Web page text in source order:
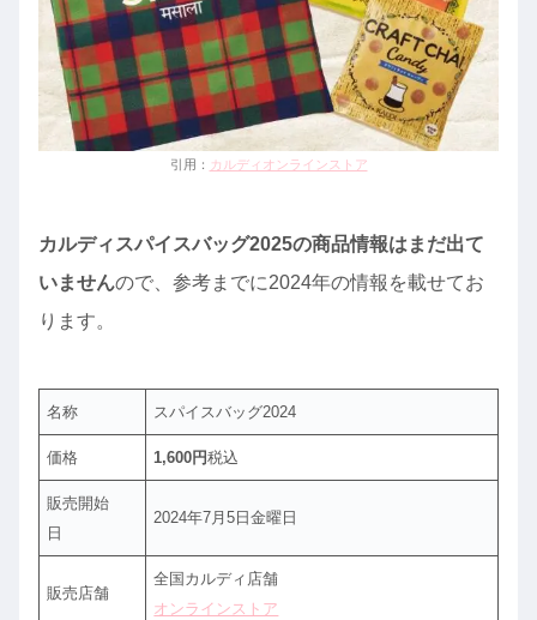
引用： カルディオンラインストア
カルディスパイスバッグ2025の商品情報はまだ出て
いませんので、参考までに2024年の情報を載せてお
ります。
名称 スパイスバッグ2024
価格 1,600円税込
販売開始
日
2024年7月5日金曜日
販売店舗
全国カルディ店舗
オンラインストア